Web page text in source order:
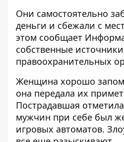
Они самостоятельно
деньги и сбежали с
этом сообщает
собственные
правоохранительных
Женщина хорошо
она передала их
Пострадавшая
мужчин при себе был
игровых автоматов.